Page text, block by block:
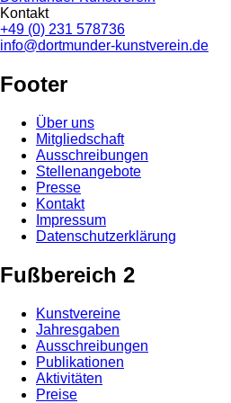
Kontakt
+49 (0) 231 578736
info@dortmunder-kunstverein.de
Footer
Über uns
Mitgliedschaft
Ausschreibungen
Stellenangebote
Presse
Kontakt
Impressum
Datenschutzerklärung
Fußbereich 2
Kunstvereine
Jahresgaben
Ausschreibungen
Publikationen
Aktivitäten
Preise